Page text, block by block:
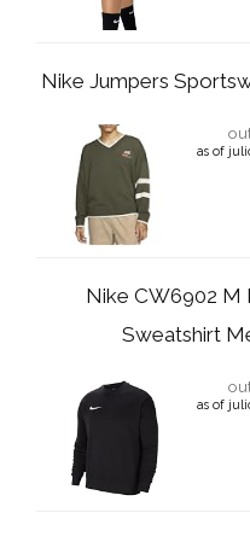
Nike Jumpers
as of
Nike CW6902 M
Sweatshirt
as of